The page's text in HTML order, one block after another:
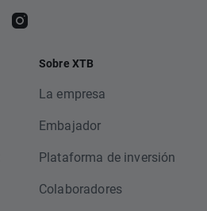
Sobre XTB
La empresa
Embajador
Plataforma de inversión
Colaboradores